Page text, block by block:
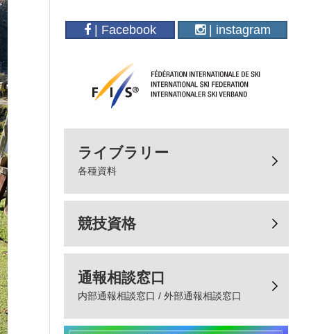
| Facebook | instagram
ライブラリー
各種資料
競技資格
通報相談窓口
内部通報相談窓口 / 外部通報相談窓口